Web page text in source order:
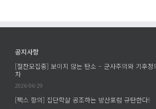
공지사항
[절찬모집중] 보이지 않는 탄소 – 군사주의와 기후
차
2026-06-29
[팩스 항의] 집단학살 공조하는 방산포럼 규탄한다!